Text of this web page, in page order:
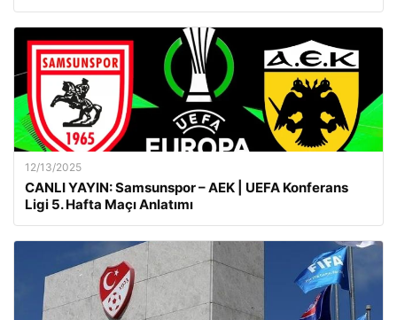
12/13/2025
CANLI YAYIN: Samsunspor – AEK | UEFA Konferans
Ligi 5. Hafta Maçı Anlatımı